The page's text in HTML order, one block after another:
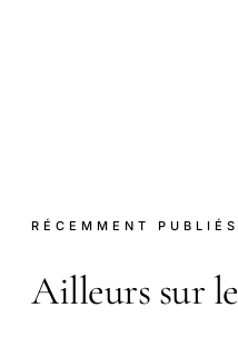
RÉCEMMENT PUBLIÉS
Ailleurs sur le